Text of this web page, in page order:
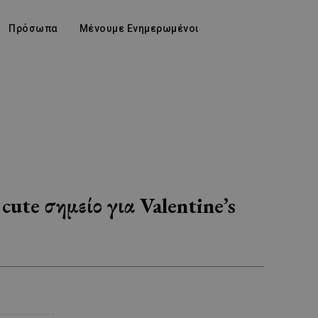
Πρόσωπα Μένουμε Ενημερωμένοι
σημείο για Valentine’s